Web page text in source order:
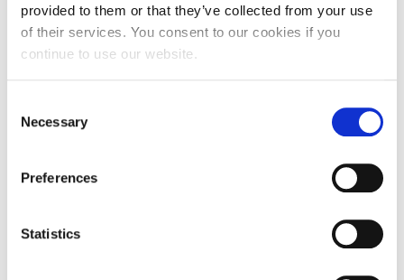
provided to them or that they’ve collected from your use
of their services. You consent to our cookies if you
continue to use our website.
Selection
Necessary
Preferences
Statistics
hodočašće na Kapelicu